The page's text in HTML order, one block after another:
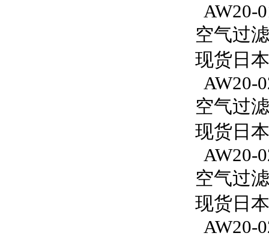
AW20-
空气过
现货日
AW20-
空气过
现货日
AW20-
空气过
现货日
AW20-